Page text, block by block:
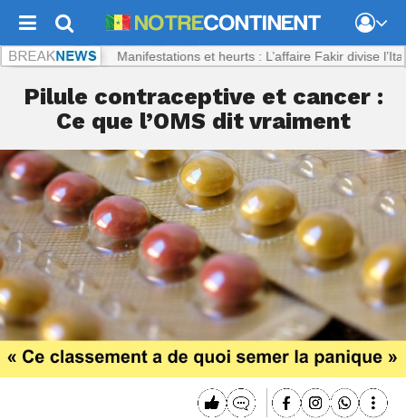
: Manifestations et heurts : L’affaire Fakir divise l’Italie
Pilule contraceptive et cancer :
Ce que l’OMS dit vraiment